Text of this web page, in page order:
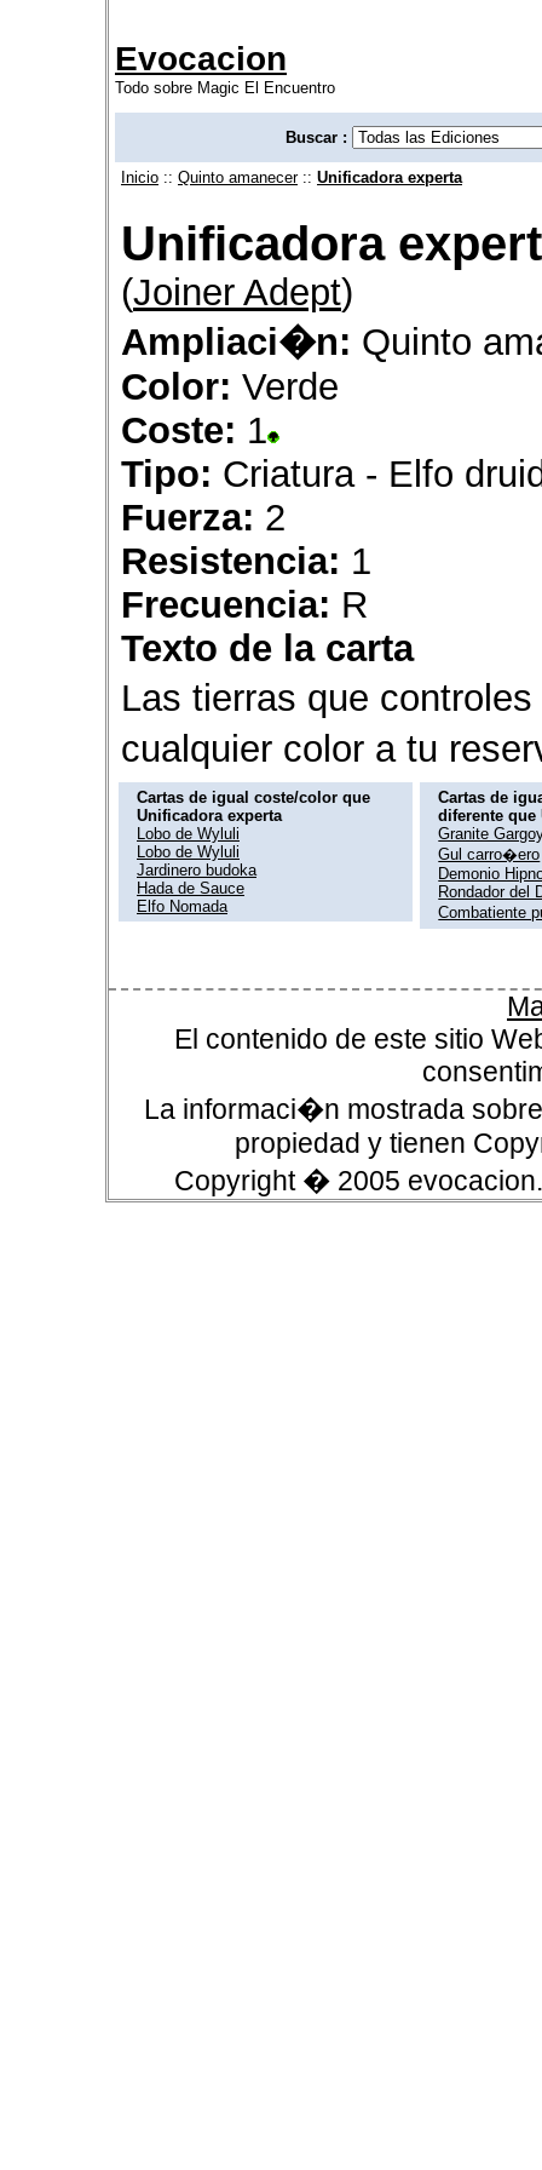
Evocacion
Todo sobre Magic El Encuentro
Buscar :
Inicio :: Quinto amanecer:: Unificadora experta
Unificadora
(Joiner Adept)
Ampliaci�n: Quinto
Color: Verde
Coste: 1
Tipo: Criatura - Elfo
Fuerza: 2
Resistencia: 1
Frecuencia: R
Texto de la carta
Las tierras que
cualquier color a tu
Cartas de igual coste/color que
Unificadora experta
Lobo de Wyluli
Lobo de Wyluli
Jardinero budoka
Hada de Sauce
Elfo Nomada
Cartas de
diferente que
Granite
Gul carro�ero
Demonio
Rondador del
Combatiente
El contenido de este sitio
La informaci�n mostrada
propiedad y tienen
Copyright � 2005